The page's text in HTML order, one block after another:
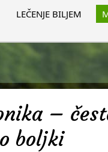
LEČENJE BILJEM
–
boljki